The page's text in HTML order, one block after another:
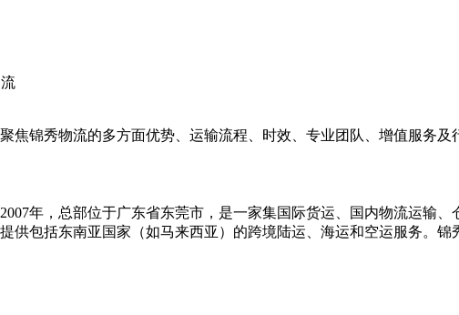
焦锦秀物流的多方面优势、运输流程、时效、专业团队、增值服务及
年，总部位于广东省东莞市，是一家集国际货运、国内物流运输
供包括东南亚国家（如马来西亚）的跨境陆运、海运和空运服务。